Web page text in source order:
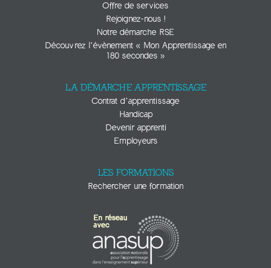
Offre de services
Rejoignez-nous !
Notre démarche RSE
Découvrez l’évènement « Mon Apprentissage en
180 secondes »
LA DÉMARCHE APPRENTISSAGE
Contrat d’apprentissage
Handicap
Devenir apprenti
Employeurs
LES FORMATIONS
Rechercher une formation